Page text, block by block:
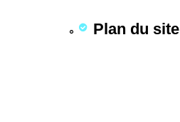
Plan du site